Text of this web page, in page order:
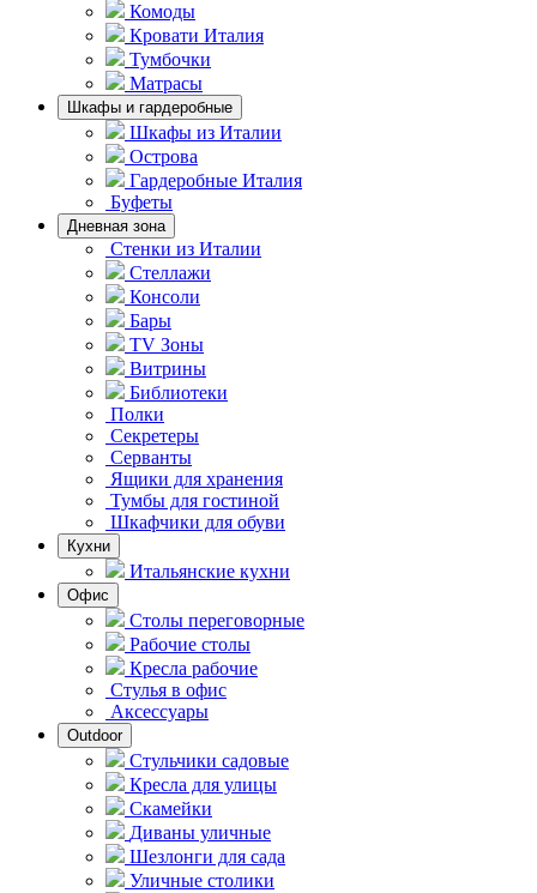
Комоды
Кровати Италия
Тумбочки
Матрасы
Шкафы и гардеробные
Шкафы из Италии
Острова
Гардеробные Италия
Буфеты
Дневная зона
Стенки из Италии
Стеллажи
Консоли
Бары
TV Зоны
Витрины
Библиотеки
Полки
Секретеры
Серванты
Ящики для хранения
Тумбы для гостиной
Шкафчики для обуви
Кухни
Итальянские кухни
Офис
Столы переговорные
Рабочие столы
Кресла рабочие
Стулья в офис
Аксессуары
Outdoor
Стульчики садовые
Кресла для улицы
Скамейки
Диваны уличные
Шезлонги для сада
Уличные столики